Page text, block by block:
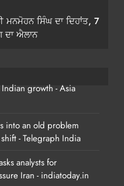
ਮਨਮੋਹਨ ਸਿੰਘ ਦਾ ਦਿਹਾਂਤ, 7
ਦਾ ਐਲਾਨ
growth - Asia
into an old problem
- Telegraph India
analysts for
Iran - indiatoday.in